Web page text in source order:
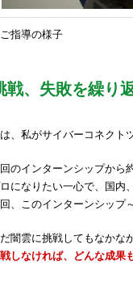
指導の様子
戦、失敗を繰り
、私がサイバーコネクト
のインターンシップから
になりたい一心で、国内
、このインターンシップ
闇雲に挑戦してもなかな
しなければ、どんな成果